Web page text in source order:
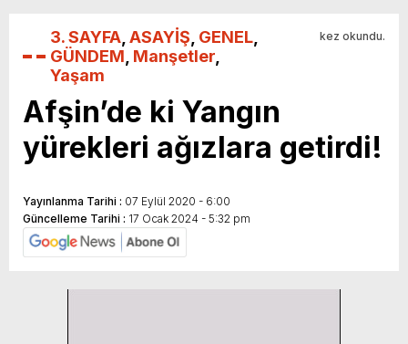
3. SAYFA ASAYİŞ GENEL
GÜNDEM Manşetler
Yaşam
kez okundu.
Afşin’de ki Yangın
yürekleri ağızlara getirdi!
Yayınlanma Tarihi : 07 Eylül 2020 - 6:00
Güncelleme Tarihi : 17 Ocak 2024 - 5:32 pm